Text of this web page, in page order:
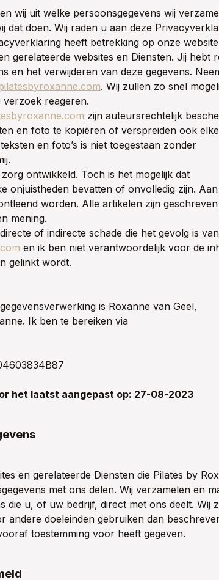
wij uit welke persoonsgegevens wij
dat doen. Wij raden u aan deze
heeft betrekking op onze
gerelateerde websites en Diensten. Jij hebt
en het verwijderen van deze gegevens.
. Wij zullen zo snel
reageren.
zijn auteursrechtelijk
en foto te kopiëren of verspreiden ook elke
en foto’s is niet toegestaan zonder
ontwikkeld. Toch is het mogelijk dat
onjuistheden bevatten of onvolledig zijn. Aan
worden. Alle artikelen zijn
mening.
of indirecte schade die het gevolg is
en ik ben niet verantwoordelijk voor de
gelinkt wordt.
is Roxanne van Geel,
Ik ben te bereiken via
het laatst aangepast op: 27-08-2023
en gerelateerde Diensten die Pilates by
met ons delen. Wij verzamelen en
die u, of uw bedrijf, direct met ons deelt. Wij
andere doeleinden gebruiken dan
toestemming voor heeft gegeven.